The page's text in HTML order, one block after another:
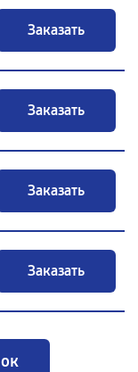
Заказать
Заказать
Заказать
Заказать